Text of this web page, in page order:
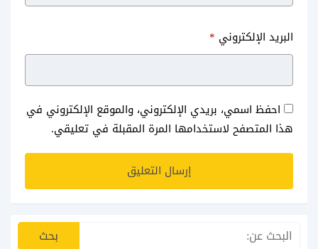
بالذكاء الاصطناعي
البريد الإلكتروني *
احفظ اسمي، بريدي الإلكتروني، والموقع الإلكتروني في
هذا المتصفح لاستخدامها المرة المقبلة في تعليقي.